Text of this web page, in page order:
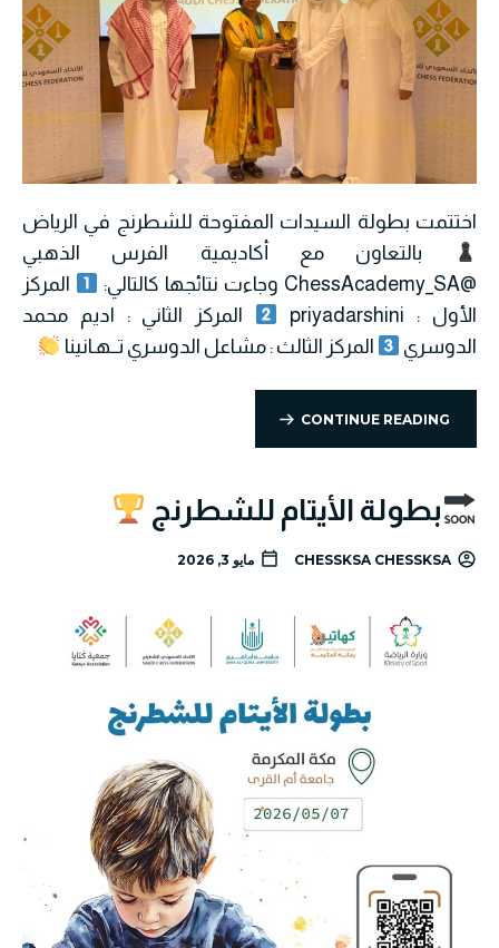
اختتمت بطولة السيدات المفتوحة للشطرنج في الرياض
بالتعاون مع أكاديمية الفرس الذهبي
@ChessAcademy_SA وجاءت نتائجها كالتالي:
المركز
الأول : priyadarshini
المركز الثاني : اديم محمد
الدوسري
المركز الثالث : مشاعل الدوسري تــهـانينا
CONTINUE READING
بطولة الأيتام للشطرنج
CHESSKSA CHESSKSA مايو 3, 2026